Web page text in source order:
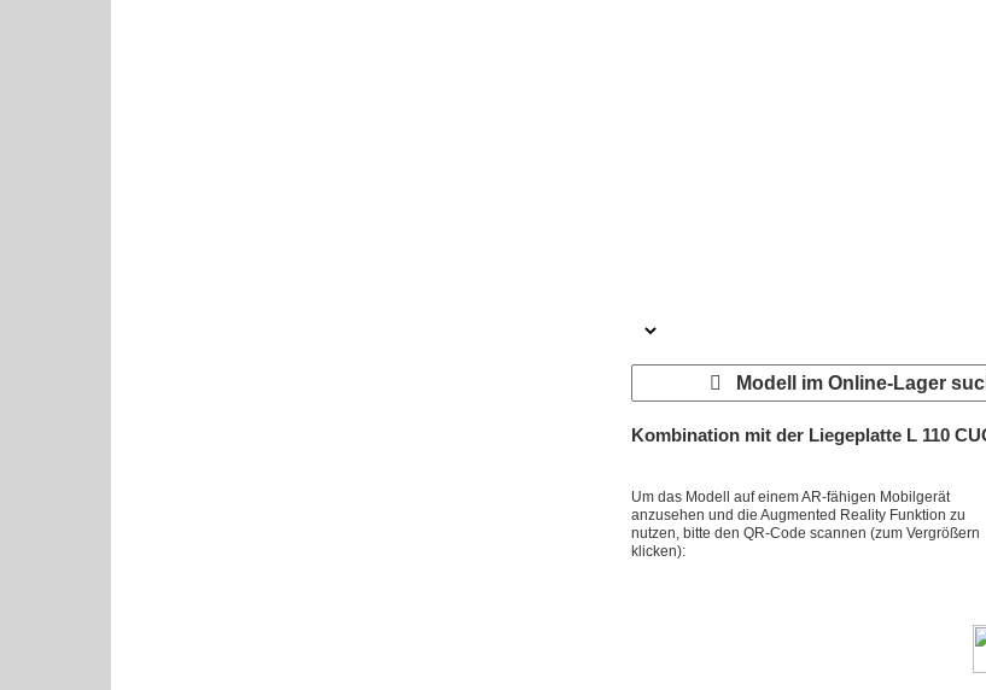
Modell im Online-Lager
Kombination mit der Liegeplatte L 110
Um das Modell auf einemAR-fähigen Mobilgerät
anzusehen und die Augmented Reality Funktion zu
nutzen, bitte den QR-Code scannen (zum Vergrößern
klicken):